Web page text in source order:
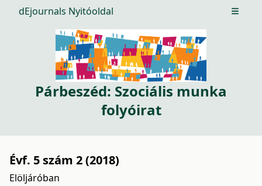
dEjournals Nyitóoldal Open
Párbeszéd: Szociális munka
folyóirat
Évf. 5 szám 2 (2018)
Elöljáróban